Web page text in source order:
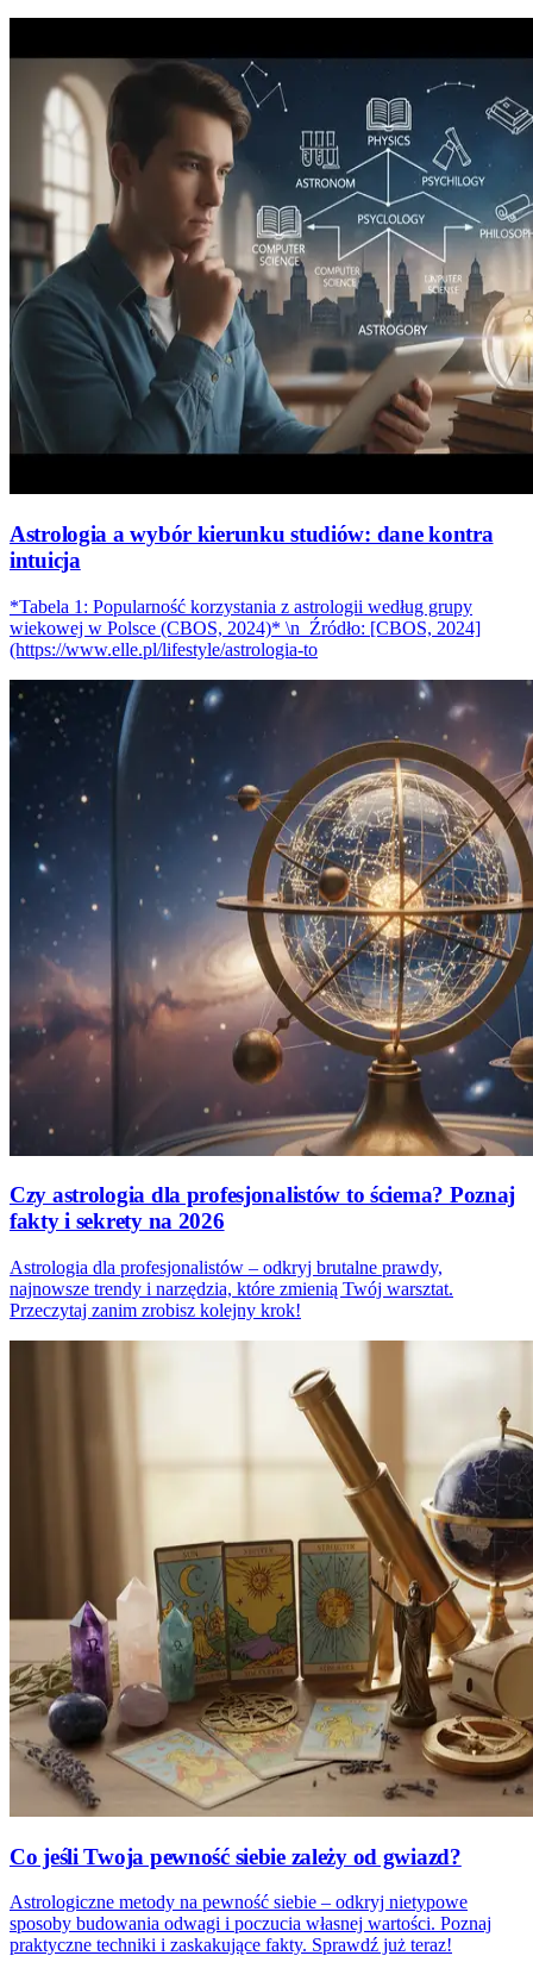
Astrologia a wybór kierunku studiów: dane kontra
intuicja
*Tabela 1: Popularność korzystania z astrologii według grupy
wiekowej w Polsce (CBOS, 2024)* \n_Źródło: [CBOS, 2024]
(https://www.elle.pl/lifestyle/astrologia-to
Czy astrologia dla profesjonalistów to ściema? Poznaj
fakty i sekrety na 2026
Astrologia dla profesjonalistów – odkryj brutalne prawdy,
najnowsze trendy i narzędzia, które zmienią Twój warsztat.
Przeczytaj zanim zrobisz kolejny krok!
Co jeśli Twoja pewność siebie zależy od gwiazd?
Astrologiczne metody na pewność siebie – odkryj nietypowe
sposoby budowania odwagi i poczucia własnej wartości. Poznaj
praktyczne techniki i zaskakujące fakty. Sprawdź już teraz!